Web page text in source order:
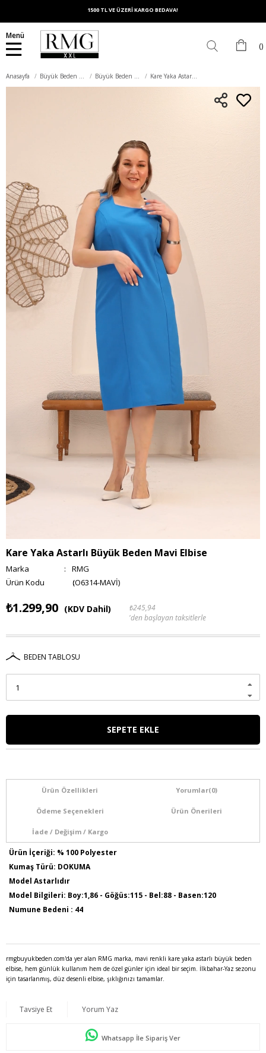
1500 TL VE ÜZERİ KARGO BEDAVA!
Menü
Anasayfa Büyük Beden Elbise Büyük Beden Günlük Elbise Kare Yaka Astarlı Büyük Beden Mavi Elbise
Kare Yaka Astarlı Büyük Beden Mavi Elbise
Marka :
RMG
(O6314-MAVİ)
₺1.299,90 (KDV Dahil)
₺245,94
'den başlayan taksitlerle
BEDEN TABLOSU
Ürün Özellikleri Yorumlar(0)
Ödeme Seçenekleri Ürün Önerileri
İade / Değişim / Kargo
Ürün İçeriği: % 100 Polyester
Kumaş Türü: DOKUMA
Model Astarlıdır
Model Bilgileri: Boy:1,86 - Göğüs:115 - Bel:88 - Basen:120
Numune Bedeni : 44
rmgbuyukbeden.com'da yer alan RMG marka, mavi renkli kare yaka astarlı büyük beden
elbise, hem günlük kullanım hem de özel günler için ideal bir seçim. İlkbahar-Yaz sezonu
için tasarlanmış, düz desenli elbise, şıklığınızı tamamlar.
Tavsiye Et Yorum Yaz
Whatsapp İle Sipariş Ver